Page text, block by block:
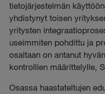
tietojärjestelmän
yhdistynyt toisen
yritysten
useimmiten pohdittu ja
osaltaan on antanut
kontrollien määrittelylle,
Osassa haastateltujen